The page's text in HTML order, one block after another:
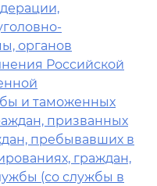
органов
Российской
и таможенных
призванных
пребывавших в
граждан,
(со службы в